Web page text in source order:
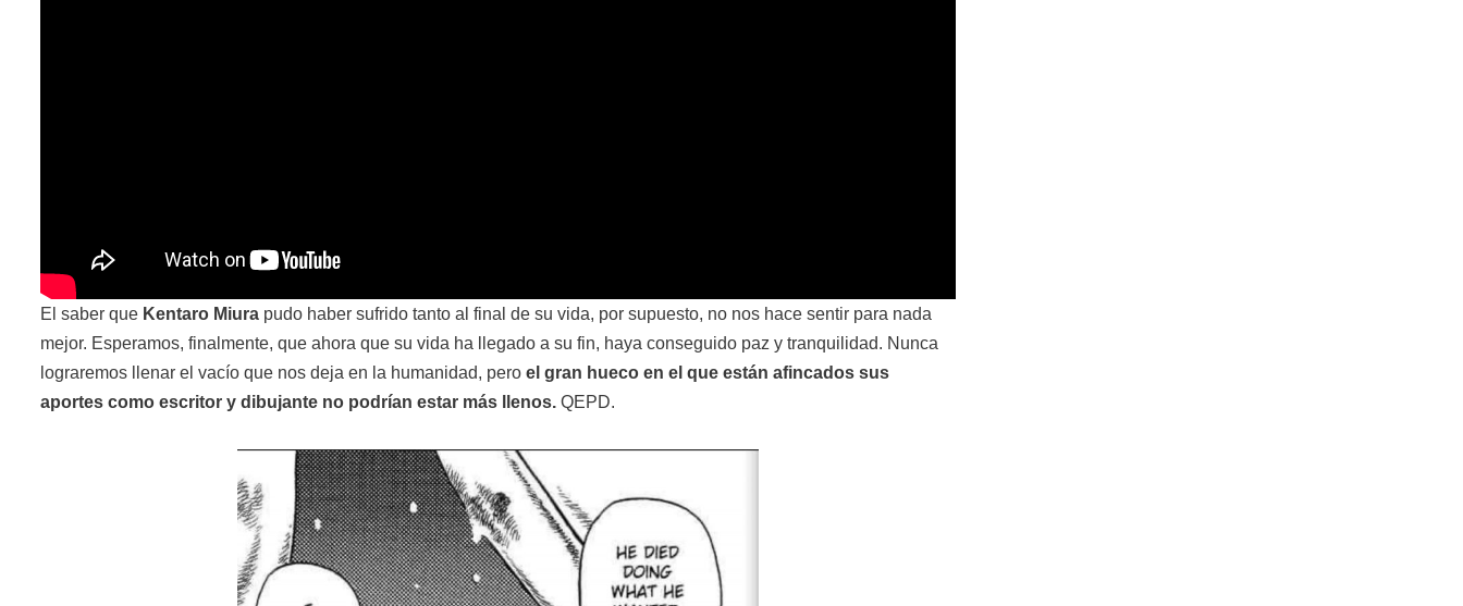
El saber que Kentaro Miura pudo haber sufrido tanto al final de su vida, por supuesto, no nos hace sentir para nada
mejor. Esperamos, finalmente, que ahora que su vida ha llegado a su fin, haya conseguido paz y tranquilidad. Nunca
lograremos llenar el vacío que nos deja en la humanidad, pero el gran hueco en el que están afincados sus
aportes como escritor y dibujante no podrían estar más llenos. QEPD.